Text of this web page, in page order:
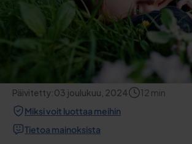
Päivitetty:03 joulukuu, 2024 12 min
Miksi voit luottaa meihin
Tietoa mainoksista